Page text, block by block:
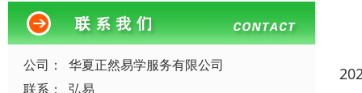
公司：
华夏正然易学服务有限公司
联系：
弘易